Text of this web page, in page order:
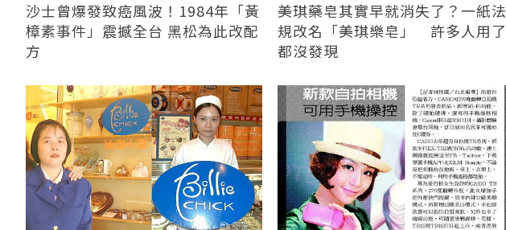
沙士曾爆發致癌風波！1984年「黃
樟素事件」震撼全台 黑松為此改配
方
美琪藥皂其實早就消失了？一紙法
規改名「美琪樂皂」 許多人用了
都沒發現